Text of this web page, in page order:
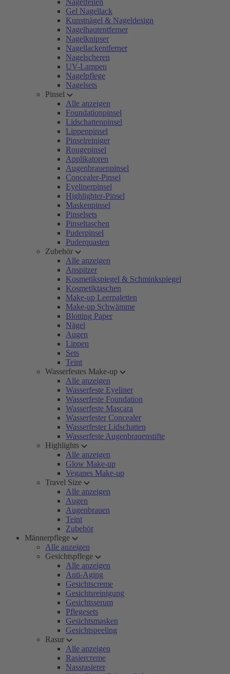
Nagelfeilen
Gel Nagellack
Kunstnägel & Nageldesign
Nagelhautentferner
Nagelknipser
Nagellackentferner
Nagelscheren
UV-Lampen
Nagelpflege
Nagelsets
Pinsel
Alle anzeigen
Foundationpinsel
Lidschattenpinsel
Lippenpinsel
Pinselreiniger
Rougepinsel
Applikatoren
Augenbrauenpinsel
Concealer-Pinsel
Eyelinerpinsel
Highlighter-Pinsel
Maskenpinsel
Pinselsets
Pinseltaschen
Puderpinsel
Puderquasten
Zubehör
Alle anzeigen
Anspitzer
Kosmetikspiegel & Schminkspiegel
Kosmetiktaschen
Make-up Leerpaletten
Make-up Schwämme
Blotting Paper
Nägel
Augen
Lippen
Sets
Teint
Wasserfestes Make-up
Alle anzeigen
Wasserfeste Eyeliner
Wasserfeste Foundation
Wasserfeste Mascara
Wasserfester Concealer
Wasserfester Lidschatten
Wasserfeste Augenbrauenstifte
Highlights
Alle anzeigen
Glow Make-up
Veganes Make-up
Travel Size
Alle anzeigen
Augen
Augenbrauen
Teint
Zubehör
Männerpflege
Alle anzeigen
Gesichtspflege
Alle anzeigen
Anti-Aging
Gesichtscreme
Gesichtsreinigung
Gesichtsserum
Pflegesets
Gesichtsmasken
Gesichtspeeling
Rasur
Alle anzeigen
Rasiercreme
Nassrasierer